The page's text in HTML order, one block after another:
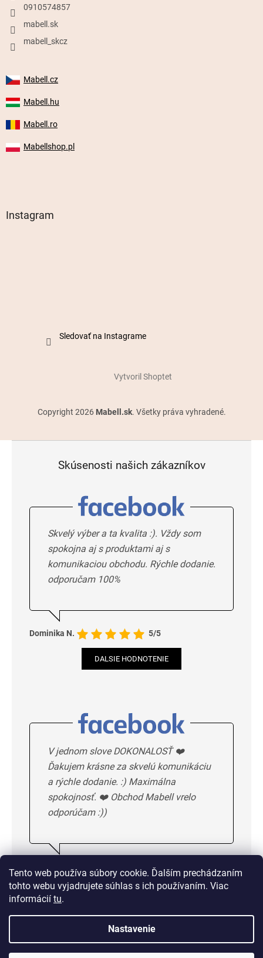
Tento web používa súbory cookie. Ďalším prechádzaním
tohto webu vyjadrujete súhlas s ich používaním. Viac
informácií tu.
Nastavenie
0910574857
mabell.sk
mabell_skcz
Mabell.cz
Mabell.hu
Mabell.ro
Mabellshop.pl
Instagram
Sledovať na Instagrame
Vytvoril Shoptet
Copyright 2026 Mabell.sk. Všetky práva vyhradené.
Skúsenosti našich zákazníkov
Skvelý výber a ta kvalita :). Vždy som
spokojna aj s produktami aj s
komunikaciou obchodu. Rýchle dodanie.
odporučam 100%
Dominika N. 5/5
DALSIE HODNOTENIE
V jednom slove DOKONALOSŤ ❤️
Ďakujem krásne za skvelú komunikáciu
a rýchle dodanie. :) Maximálna
spokojnosť. ❤️ Obchod Mabell vrelo
odporúčam :))
DALSIE HODNOTENIE